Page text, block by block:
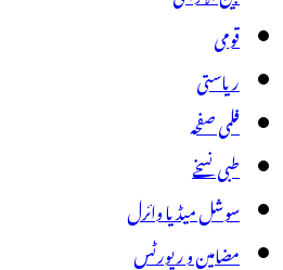
قومی
ریاستی
فلمی صفحہ
طبی نسخے
سوشل میڈیا وائرل
مضامین و رپورٹس